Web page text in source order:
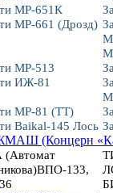
МР-651К
МР-661 (Дрозд)
МР-513
ИЖ-81
МР-81 (ТТ)
Baikal-145 Лось
(Концерн
133,